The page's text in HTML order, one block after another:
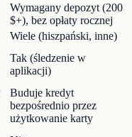
Wymagany depozyt (200
$+), bez opłaty rocznej
Wiele (hiszpański, inne)
Tak (śledzenie w
aplikacji)
Buduje kredyt
bezpośrednio przez
użytkowanie karty